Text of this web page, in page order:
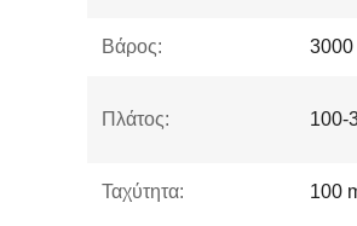
Βάρος: 3000
Πλάτος: 100-
Ταχύτητα: 100